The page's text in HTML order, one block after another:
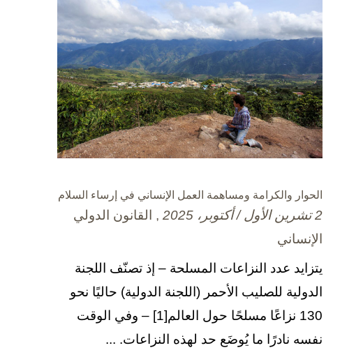
الحوار والكرامة ومساهمة العمل الإنساني في إرساء السلام
2 تشرين الأول / أكتوبر، 2025
, القانون الدولي
الإنساني
يتزايد عدد النزاعات المسلحة – إذ تصنّف اللجنة
الدولية للصليب الأحمر (اللجنة الدولية) حاليًا نحو
130 نزاعًا مسلحًا حول العالم[1] – وفي الوقت
نفسه نادرًا ما يُوضَع حد لهذه النزاعات. ...